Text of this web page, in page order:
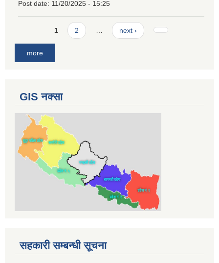
Post date: 11/20/2025 - 15:25
Pages1 2 next ›
more
GIS नक्सा
सहकारी सम्बन्धी सूचना